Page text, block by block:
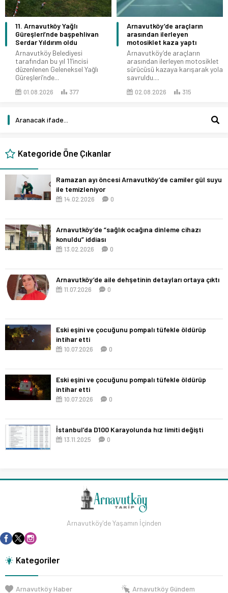
11. Arnavutköy Yağlı
Güreşleri’nde başpehlivan
Serdar Yıldırım oldu
Arnavutköy Belediyesi
tarafından bu yıl 11’incisi
düzenlenen Geleneksel Yağlı
Güreşleri’nde...
01.08.2026 377
Arnavutköy’de araçların
arasından ilerleyen
motosiklet kaza yaptı
Arnavutköy’de araçların
arasından ilerleyen motosiklet
sürücüsü kazaya karışarak yola
savruldu....
02.08.2026 315
Kategoride Öne Çıkanlar
Ramazan ayı öncesi Arnavutköy’de camiler gül suyu
ile temizleniyor
14.02.2026 0
Arnavutköy’de “sağlık ocağına dinleme cihazı
konuldu” iddiası
13.02.2026 0
Arnavutköy’de aile dehşetinin detayları ortaya çıktı
11.07.2026 0
Eski eşini ve çocuğunu pompalı tüfekle öldürüp
intihar etti
10.07.2026 0
Eski eşini ve çocuğunu pompalı tüfekle öldürüp
intihar etti
10.07.2026 0
İstanbul’da D100 Karayolunda hız limiti değişti
13.11.2025 0
Arnavutköy'de Yaşamın İçinden
Kategoriler
Arnavutköy Haber Arnavutköy Gündem